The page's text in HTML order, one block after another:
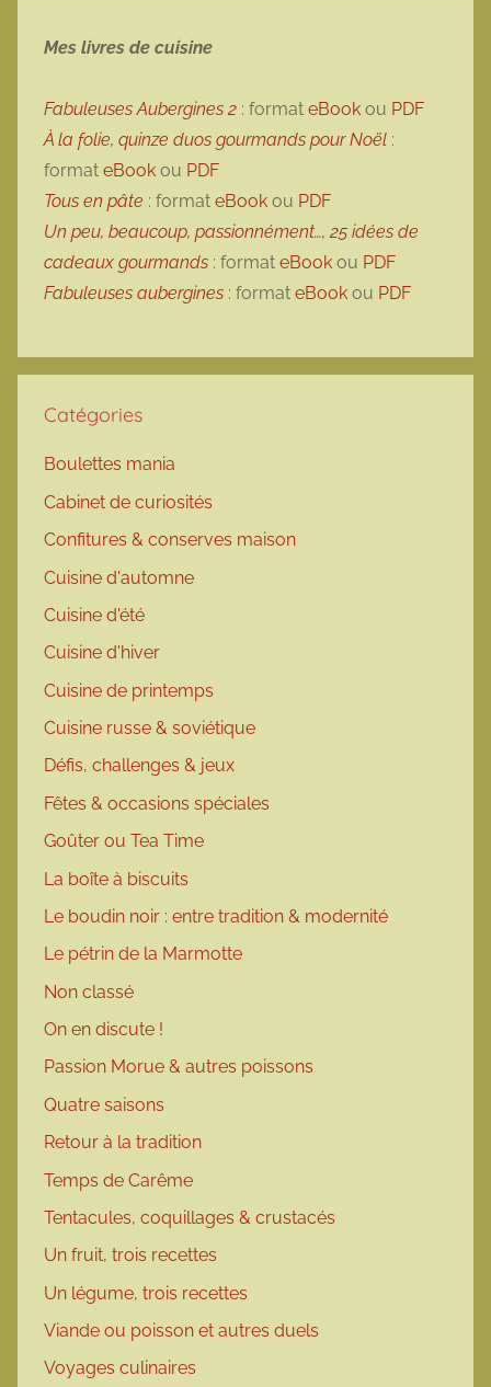
Mes livres de cuisine
Fabuleuses Aubergines 2 : format eBook ou PDF
À la folie, quinze duos gourmands pour Noël :
format eBook ou PDF
Tous en pâte : format eBook ou PDF
Un peu, beaucoup, passionnément…, 25 idées de
cadeaux gourmands : format eBook ou PDF
Fabuleuses aubergines : format eBook ou PDF
Catégories
Boulettes mania
Cabinet de curiosités
Confitures & conserves maison
Cuisine d'automne
Cuisine d'été
Cuisine d'hiver
Cuisine de printemps
Cuisine russe & soviétique
Défis, challenges & jeux
Fêtes & occasions spéciales
Goûter ou Tea Time
La boîte à biscuits
Le boudin noir : entre tradition & modernité
Le pétrin de la Marmotte
Non classé
On en discute !
Passion Morue & autres poissons
Quatre saisons
Retour à la tradition
Temps de Carême
Tentacules, coquillages & crustacés
Un fruit, trois recettes
Un légume, trois recettes
Viande ou poisson et autres duels
Voyages culinaires